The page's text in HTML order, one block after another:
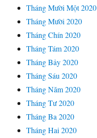
Tháng Mười Một 2020
Tháng Mười 2020
Tháng Chín 2020
Tháng Tám 2020
Tháng Bảy 2020
Tháng Sáu 2020
Tháng Năm 2020
Tháng Tư 2020
Tháng Ba 2020
Tháng Hai 2020